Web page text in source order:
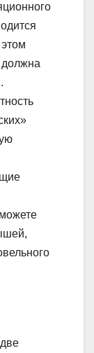
должна